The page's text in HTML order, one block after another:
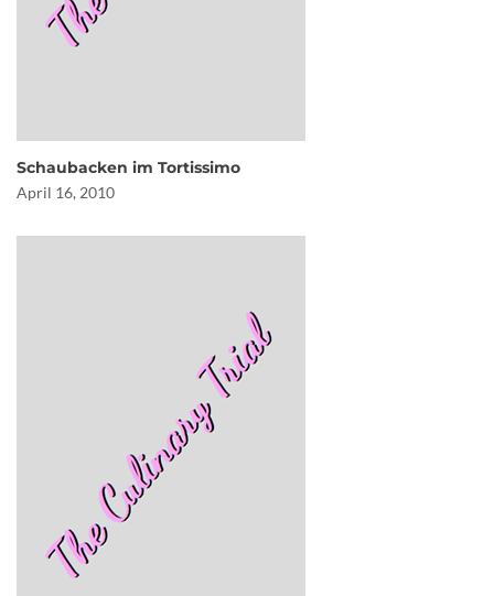
Schaubacken im Tortissimo
April 16, 2010